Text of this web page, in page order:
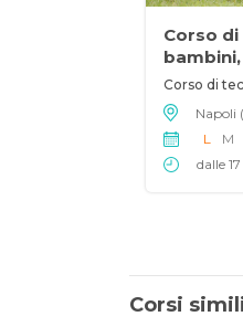
Corso di
Corso di
Napoli
L
M
dalle 17
Corsi